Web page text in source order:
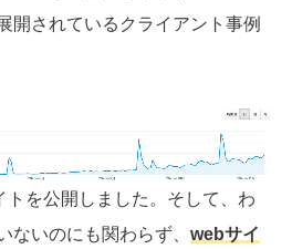
開されているクライアント事例
を公開しました。そして、わ
ないのにも関わらず、 webサイ